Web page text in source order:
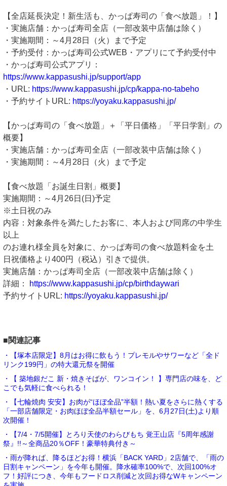
【全店延長決定！新生活も、かっぱ寿司の「食べ放題」！】
・実施店舗：かっぱ寿司全店（一部改装中店舗は除く）
・実施期間：～4月28日（火）まで予定
・予約受付：かっぱ寿司公式WEB・アプリにて予約受付中
・かっぱ寿司公式アプリ：
https://www.kappasushi.jp/support/app
・URL: https://www.kappasushi.jp/cp/kappa-no-tabeho
・予約サイトURL: https://yoyaku.kappasushi.jp/
【かっぱ寿司の「食べ放題」＋「平日価格」「平日学割」の
概要】
・実施店舗：かっぱ寿司全店（一部改装中店舗は除く）
・実施期間：～4月28日（火）まで予定
【食べ放題「お誕生日割」概要】
実施期間：～4月26日(日)予定
※土日祝のみ
内容：対象条件を満たしたお客に、本人および同席の中学生
以上
のお連れ様全員を対象に、かっぱ寿司の食べ放題料金を土
日祝価格より400円（税込）引きで提供。
実施店舗：かっぱ寿司全店（一部改装中店舗は除く）
詳細：
https://www.kappasushi.jp/cp/birthdaywari
予約サイトURL: https://yoyaku.kappasushi.jp/
■関連記事
・【塚本店限定】8月はお得に飲もう！プレモルやサワーなど「全ド
リンク199円」の特大還元祭を開催
・【 築地銀だこ 新・焼きそばが、ワンコイン！ 】専門店の味を、ど
こでも気軽に食べられる！
・【七輪焼肉 安安】お肉が“ほぼ全品”半額！熱い夏をさらに熱くする
「一部店舗限定・お肉ほぼ全品半額セール」を、6月27日(土)より順
次開催！
・【7/4・7/5開催】とろり天使のわらびもち 覚王山店『5周年感謝
祭』!!～全商品20％OFF！豪華特典付き～
・雨が降れば、降るほどお得！横浜「BACK YARD」2店舗で、「雨の
日割キャンペーン」を今年も開催。降水確率100%で、次回100%オ
フ！好評につき、今年もフードロス削減と次回お得なWキャンペーン